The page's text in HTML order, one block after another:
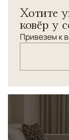
Хотите
ковёр у
Привезем к